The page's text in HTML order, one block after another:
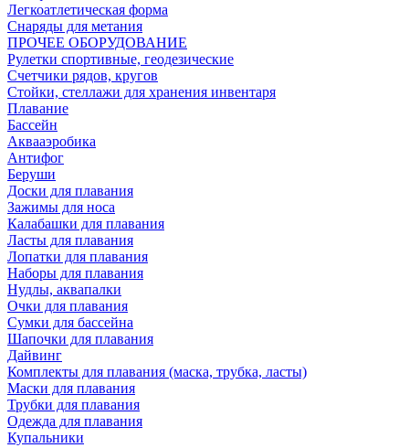
Легкоатлетическая форма
Снаряды для метания
ПРОЧЕЕ ОБОРУДОВАНИЕ
Рулетки спортивные, геодезические
Счетчики рядов, кругов
Стойки, стеллажи для хранения инвентаря
Плавание
Бассейн
Аквааэробика
Антифог
Беруши
Доски для плавания
Зажимы для носа
Калабашки для плавания
Ласты для плавания
Лопатки для плавания
Наборы для плавания
Нудлы, аквапалки
Очки для плавания
Сумки для бассейна
Шапочки для плавания
Дайвинг
Комплекты для плавания (маска, трубка, ласты)
Маски для плавания
Трубки для плавания
Одежда для плавания
Купальники